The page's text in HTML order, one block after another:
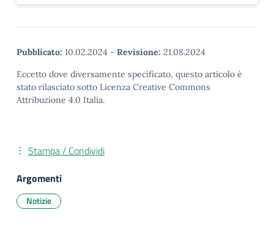
Pubblicato: 10.02.2024 - Revisione: 21.08.2024
Eccetto dove diversamente specificato, questo articolo è
stato rilasciato sotto Licenza Creative Commons
Attribuzione 4.0 Italia.
Stampa / Condividi
Argomenti
Notizie